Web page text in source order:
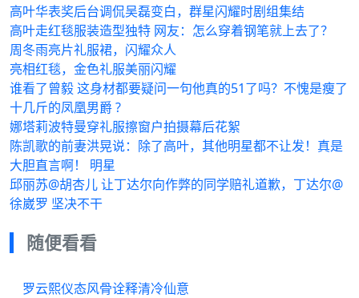
高叶华表奖后台调侃吴磊变白，群星闪耀时剧组集结
高叶走红毯服装造型独特 网友：怎么穿着钢笔就上去了？
周冬雨亮片礼服裙，闪耀众人
亮相红毯，金色礼服美丽闪耀
谁看了曾毅 这身材都要疑问一句他真的51了吗？不愧是瘦了
十几斤的凤凰男爵 ?
娜塔莉波特曼穿礼服擦窗户拍摄幕后花絮
陈凯歌的前妻洪晃说：除了高叶，其他明星都不让发！真是
大胆直言啊！ 明星
邱丽苏@胡杏儿 让丁达尔向作弊的同学赔礼道歉，丁达尔@
徐崴罗 坚决不干
随便看看
罗云熙仪态风骨诠释清冷仙意